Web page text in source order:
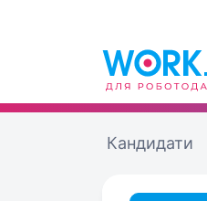
Кандидати